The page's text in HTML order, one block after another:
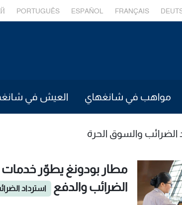
FRANÇAIS
ESPAÑOL
PORTUGUÊS
مواهب في شانغهاي العيش في
الضرائب والسوق الحرة
مطار بودونغ يطوّر خدمات
الضرائب والدفع
استرداد